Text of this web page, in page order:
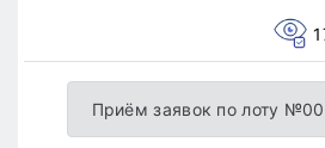
Приём заявок по лоту